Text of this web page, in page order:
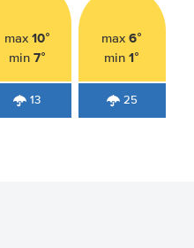
max 10°
min 7°
13
max6°
min1°
25